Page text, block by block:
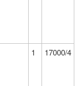
1 17000/4